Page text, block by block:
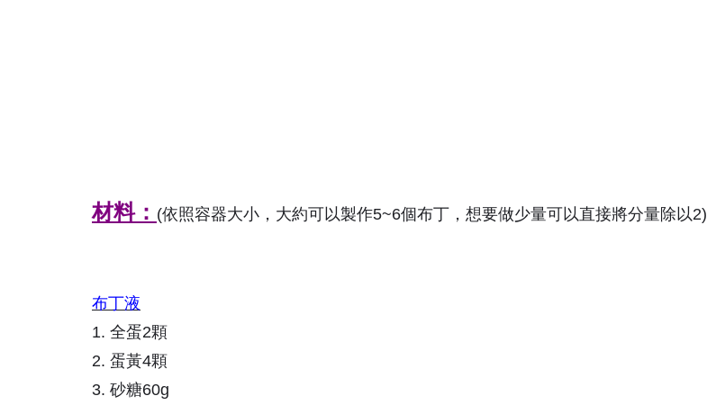
材料： (依照容器大小，大約可以製作5~6個布丁，想要做少量可以直接將分量除以2)
布丁液
1. 全蛋2顆
2. 蛋黃4顆
3. 砂糖60g